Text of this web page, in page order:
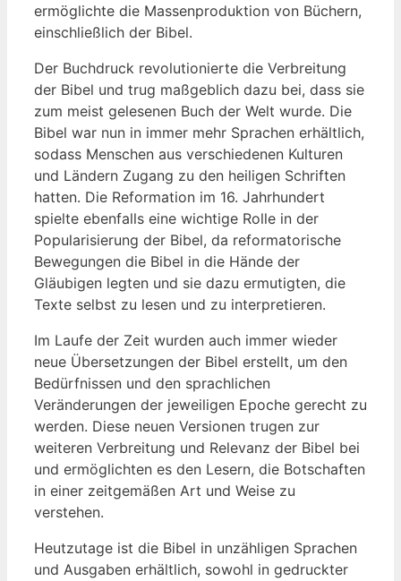
ermöglichte die Massenproduktion⁣ von Büchern,
einschließlich ⁣der Bibel.
Der Buchdruck ‌revolutionierte die Verbreitung
der Bibel und trug maßgeblich dazu bei,⁤ dass sie
zum meist⁤ gelesenen⁢ Buch ⁣der​ Welt wurde. Die​
Bibel war nun ⁤in ⁣immer ⁢mehr Sprachen⁢ erhältlich,
sodass Menschen aus verschiedenen ‌Kulturen‌
und ‍Ländern Zugang⁣ zu‍ den heiligen Schriften
hatten. Die Reformation im 16.⁣ Jahrhundert​
spielte ​ebenfalls eine wichtige Rolle in der
Popularisierung der Bibel, da reformatorische
Bewegungen die Bibel in die‍ Hände der
Gläubigen legten und sie dazu ermutigten, die
Texte selbst zu lesen und‍ zu interpretieren.
Im ⁤Laufe der Zeit wurden ‌auch ⁤immer wieder
neue‌ Übersetzungen der Bibel erstellt, um den
‌Bedürfnissen⁢ und⁤ den⁣ sprachlichen⁢
Veränderungen der ‌jeweiligen Epoche gerecht zu
werden.⁤ Diese neuen⁤ Versionen trugen zur
weiteren⁢ Verbreitung und Relevanz‍ der ⁤Bibel ​bei
und‌ ermöglichten es den Lesern, die Botschaften
in⁣ einer ⁢zeitgemäßen⁢ Art und Weise zu
verstehen.
Heutzutage ist ⁤die Bibel ⁤in unzähligen Sprachen
und Ausgaben erhältlich, sowohl in⁤ gedruckter